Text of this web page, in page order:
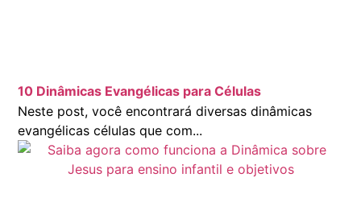
10 Dinâmicas Evangélicas para Células
Neste post, você encontrará diversas dinâmicas
evangélicas células que com...